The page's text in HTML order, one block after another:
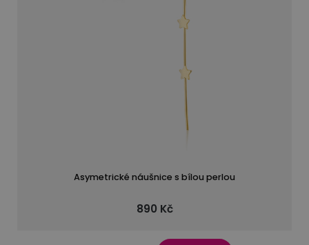
Asymetrické náušnice s bílou perlou
890 Kč